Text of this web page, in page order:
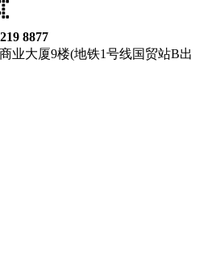
8877
业大厦9楼(地铁1号线国贸站B出